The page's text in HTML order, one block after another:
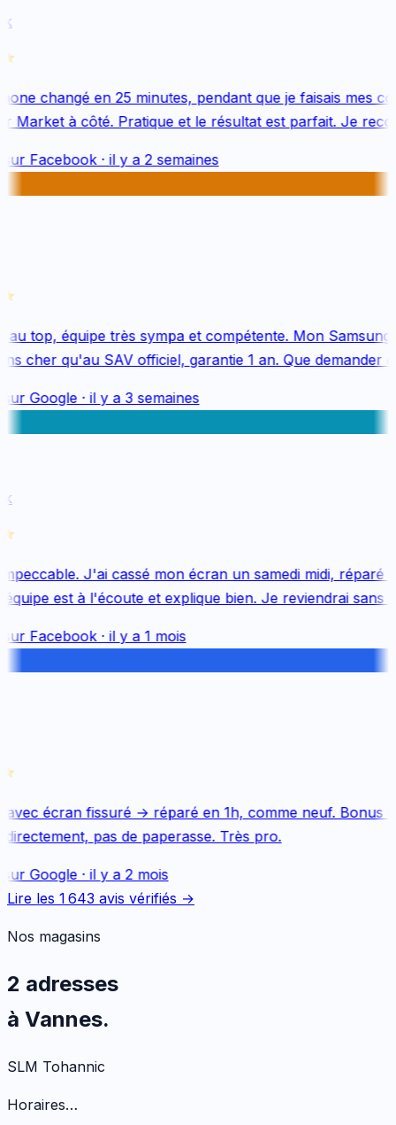
changé en 25 minutes, pendant que je faisais mes
Market à côté. Pratique et le résultat est parfait. Je
Facebook· il y a 2 semaines
top, équipe très sympa et compétente. Mon Samsung
cher qu'au SAV officiel, garantie 1 an. Que demander
Google· il y a 3 semaines
J'ai cassé mon écran un samedi midi, réparé
est à l'écoute et explique bien. Je reviendrai sans
Facebook· il y a 1 mois
écran fissuré → réparé en 1h, comme neuf. Bonus
pas de paperasse. Très pro.
Google· il y a 2 mois
Lire les 1 643 avis vérifiés →
Nos magasins
2 adresses
à Vannes.
SLM Tohannic
Horaires…